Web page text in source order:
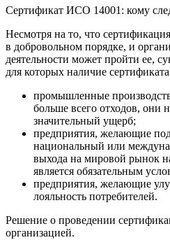
Сертификат ИСО 14001: кому
Несмотря на то, что
в добровольном порядке, и
деятельности может пройти ее,
для которых наличие
промышленные
больше всего отходов, они
значительный ущерб;
предприятия, желающие
национальный или
выхода на мировой рынок
является обязательным
предприятия, желающие
лояльность потребителей.
Решение о проведении
организацией.